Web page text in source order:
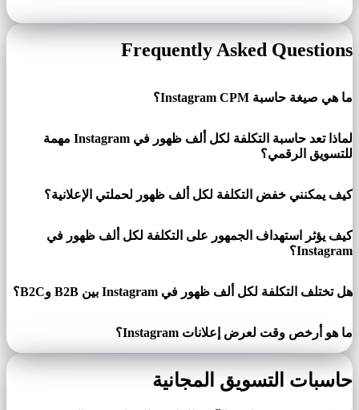
Frequently Asked Questions
ما هي صيغة حاسبة Instagram CPM؟
لماذا تعد حاسبة التكلفة لكل ألف ظهور في Instagram مهمة
للتسويق الرقمي؟
كيف يمكنني خفض التكلفة لكل ألف ظهور لحملتي الإعلانية؟
كيف يؤثر استهداف الجمهور على التكلفة لكل ألف ظهور في
Instagram؟
هل تختلف التكلفة لكل ألف ظهور في Instagram بين B2B وB2C؟
ما هو أرخص وقت لعرض إعلانات Instagram؟
حاسبات التسويق المجانية